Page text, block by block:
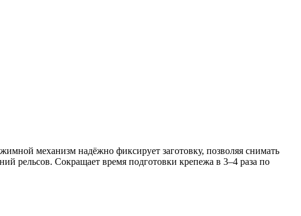
механизм надёжно фиксирует заготовку, позволяя снимать
рельсов. Сокращает время подготовки крепежа в 3–4 раза по